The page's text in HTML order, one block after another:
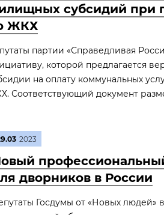
субсидий при
ЖКХ
партии «Справедливая
которой предлагается
на оплату коммунальных
Соответствующий документ
2023
дворников в России
Госдумы от «Новых людей»